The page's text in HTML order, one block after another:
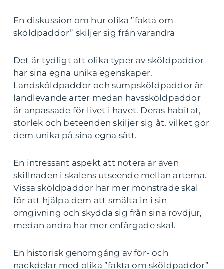
En diskussion om hur olika ”fakta om
sköldpaddor” skiljer sig från varandra
Det är tydligt att olika typer av sköldpaddor
har sina egna unika egenskaper.
Landsköldpaddor och sumpsköldpaddor är
landlevande arter medan havssköldpaddor
är anpassade för livet i havet. Deras habitat,
storlek och beteenden skiljer sig åt, vilket gör
dem unika på sina egna sätt.
En intressant aspekt att notera är även
skillnaden i skalens utseende mellan arterna.
Vissa sköldpaddor har mer mönstrade skal
för att hjälpa dem att smälta in i sin
omgivning och skydda sig från sina rovdjur,
medan andra har mer enfärgade skal.
En historisk genomgång av för- och
nackdelar med olika ”fakta om sköldpaddor”